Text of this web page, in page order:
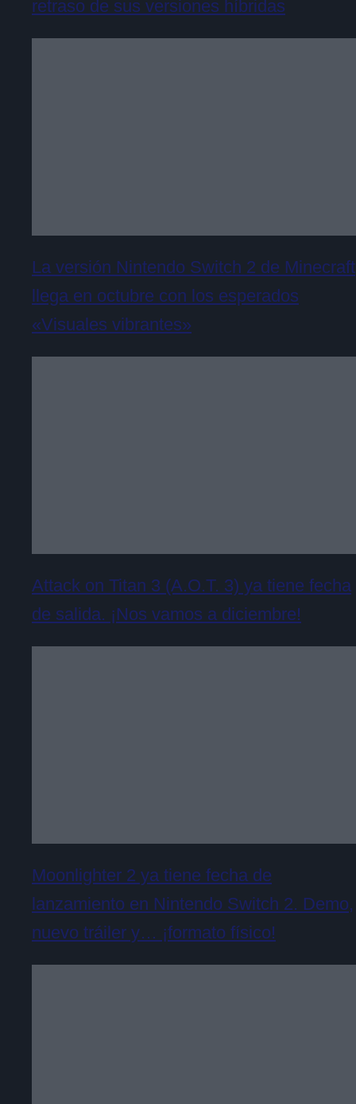
retraso de sus versiones híbridas
La versión Nintendo Switch 2 de Minecraft
llega en octubre con los esperados
«Visuales vibrantes»
Attack on Titan 3 (A.O.T. 3) ya tiene fecha
de salida. ¡Nos vamos a diciembre!
Moonlighter 2 ya tiene fecha de
lanzamiento en Nintendo Switch 2. Demo,
nuevo tráiler y… ¡formato físico!